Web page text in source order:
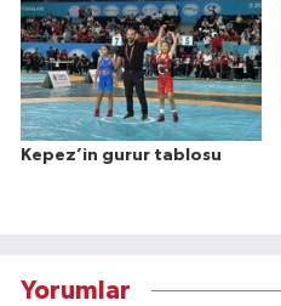
Kepez’in gurur tablosu
Yorumlar